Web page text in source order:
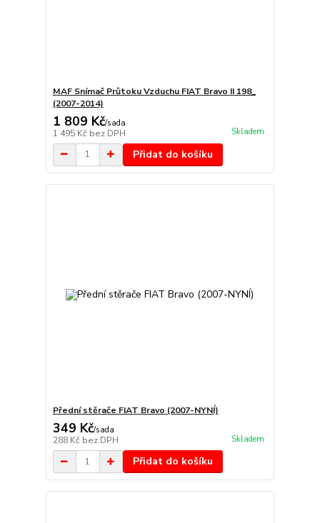
MAF Snímač Průtoku Vzduchu FIAT Bravo II 198_
(2007-2014)
1 809 Kč/sada
1 495 Kč bez DPH Skladem
Přidat do košíku
Přední stěrače FIAT Bravo (2007-NYNÍ)
349 Kč/sada
288 Kč bez DPH Skladem
Přidat do košíku